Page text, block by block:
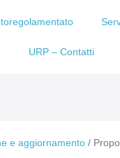
URP – Contatti
e aggiornamento /